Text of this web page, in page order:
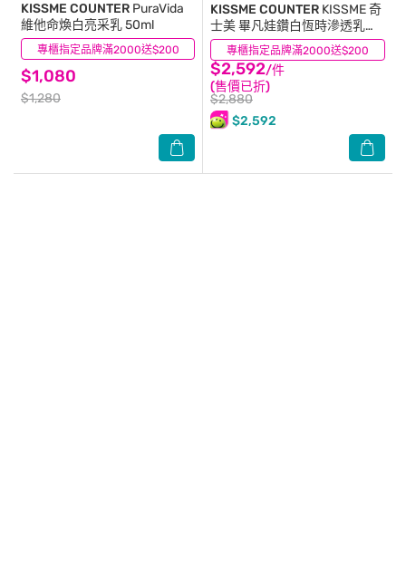
專櫃指定品牌滿2000送$200
KISSME COUNTER PuraVida
維他命煥白亮采乳 50ml
$1,080
$1,280
(0) 專櫃指定品牌滿2000送$200
KISSME COUNTER KISSME 奇
士美 畢凡娃鑽白恆時滲透乳
80ml
$2,592/件
(售價已折)
$2,880
$2,592
(0)